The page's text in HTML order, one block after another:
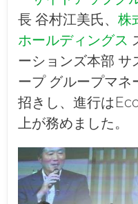
長 谷村江美氏、 株
ホールディングス
ーションズ本部 サ
ープ グループマネ
招きし、進行は
上が務めました。